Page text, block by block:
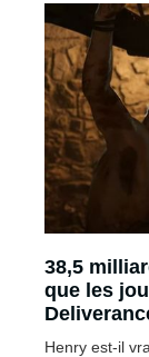
38,5
que les
une raison
Henry est-il